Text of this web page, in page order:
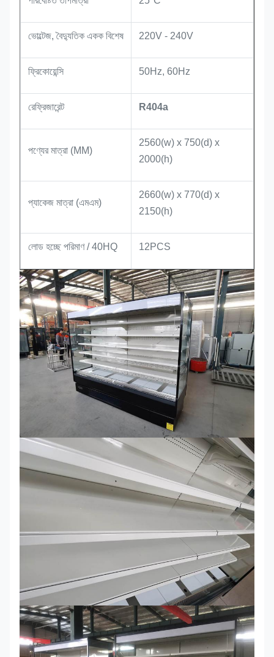
ভোল্টেজ, বৈদ্যুতিক একক বিশেষ 220V - 240V
ফ্রিকোয়েন্সি 50Hz, 60Hz
রেফ্রিজারেন্ট R404a
পণ্যের মাত্রা (MM)
2560(w) x 750(d) x
2000(h)
প্যাকেজ মাত্রা (এমএম)
2660(w) x 770(d) x
2150(h)
লোড হচ্ছে পরিমাণ / 40HQ 12PCS